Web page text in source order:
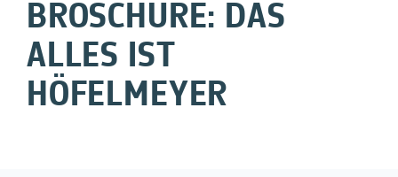
BROSCHÜRE: DAS
ALLES IST
HÖFELMEYER